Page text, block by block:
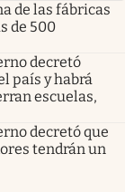
de las fábricas
de 500
decretó
país y habrá
escuelas,
decretó que
tendrán un
pestaña
nueva pestaña
en nueva pestaña